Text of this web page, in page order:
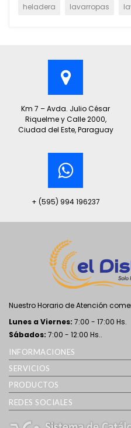
heladera
lavarropas
Km 7 – Avda. Julio César
Riquelme y Calle 2000,
Ciudad del Este, Paraguay
+ (595) 994 196237
Nuestro Horario de Atención
Lunes a Viernes: 7:00 - 17:00 Hs.
Sábados: 7:00 - 12:00 Hs..
INFORMACIONES
SERVICIOS
PRODUCTOS
REDES SOCIALES